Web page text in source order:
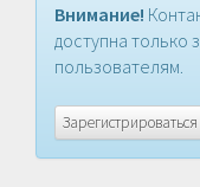
Внимание!
доступна только
пользователям.
Зарегистрироваться